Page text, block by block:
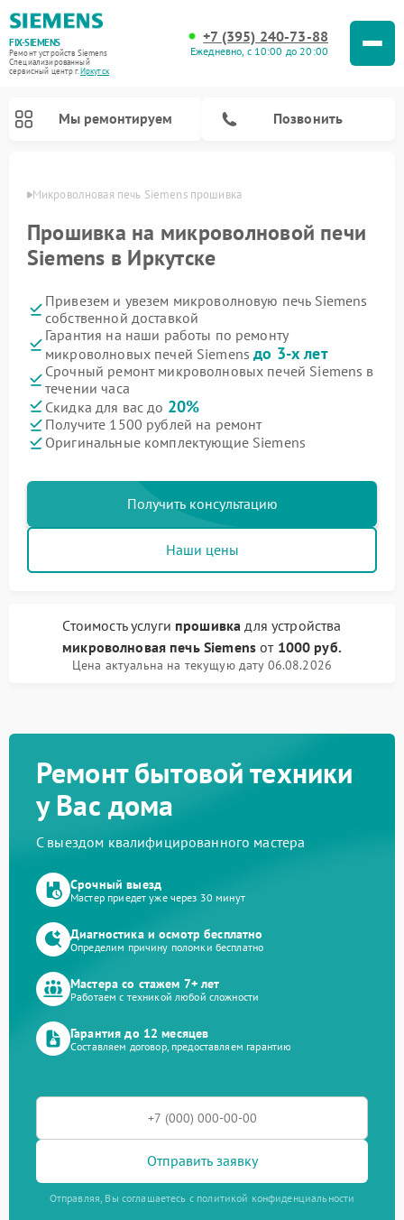
FIX-SIEMENS
Ремонт устройств Siemens
Специализированный
cервисный центр г.Иркутск
+7 (395) 240-73-88
Ежедневно, с 10:00 до 20:00
Мы ремонтируем Позвонить
Микроволновая печь Siemens прошивка
Прошивка на микроволновой печи
Siemens в Иркутске
Привезем и увезем микроволновую печь Siemens
собственной доставкой
Гарантия на наши работы по ремонту
микроволновых печей Siemensдо 3-х лет
Срочный ремонт микроволновых печей Siemens в
течении часа
Скидка для вас до 20%
Получите 1500 рублей на ремонт
Оригинальные комплектующие Siemens
Получить консультацию
Наши цены
Стоимость услуги прошивка для устройства
микроволновая печь Siemensот 1000 руб.
Цена актуальна на текущую дату 06.08.2026
Ремонт бытовой техники
у Вас дома
С выездом квалифицированного мастера
Срочный выезд
Мастер приедет уже через 30 минут
Диагностика и осмотр бесплатно
Определим причину поломки бесплатно
Мастера со стажем 7+ лет
Работаем с техникой любой сложности
Гарантия до 12 месяцев
Составляем договор, предоставляем гарантию
Отправить заявку
Отправляя, Вы соглашаетесь с политикой конфиденциальности